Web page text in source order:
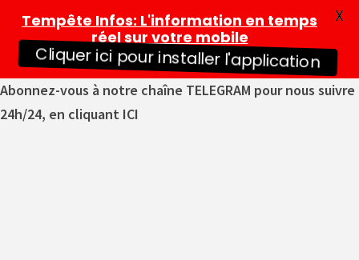
Abonnez-vous à notre chaîne TELEGRAM pour nous suivre
24h/24, en cliquant ICI
Tempête Infos: L'information en temps
réel sur votre mobile
Cliquer ici pour installer l'application
X